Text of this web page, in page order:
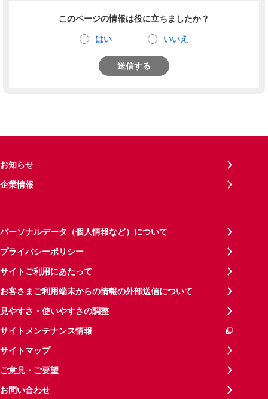
このページの情報は役に立ちましたか？
はい いいえ
送信する
お知らせ
企業情報
パーソナルデータ（個人情報など）について
プライバシーポリシー
サイトご利用にあたって
お客さまご利用端末からの情報の外部送信について
見やすさ・使いやすさの調整
サイトメンテナンス情報
サイトマップ
ご意見・ご要望
お問い合わせ